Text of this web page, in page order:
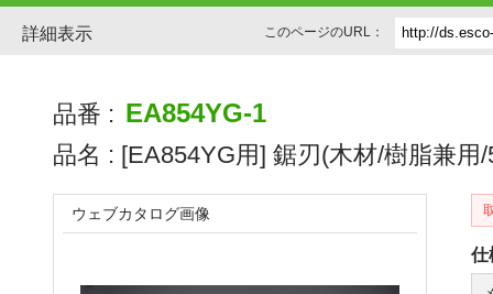
詳細表示 このページのURL：
品番 : EA854YG-1
品名 : [EA854YG用] 鋸刃(木材/樹脂兼用/
仕
ウェブカタログ画像